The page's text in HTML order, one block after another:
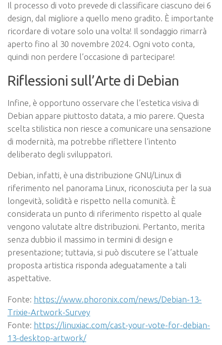
Il processo di voto prevede di classificare ciascuno dei 6
design, dal migliore a quello meno gradito. È importante
ricordare di votare solo una volta! Il sondaggio rimarrà
aperto fino al 30 novembre 2024. Ogni voto conta,
quindi non perdere l’occasione di partecipare!
Riflessioni sull’Arte di Debian
Infine, è opportuno osservare che l’estetica visiva di
Debian appare piuttosto datata, a mio parere. Questa
scelta stilistica non riesce a comunicare una sensazione
di modernità, ma potrebbe riflettere l’intento
deliberato degli sviluppatori.
Debian, infatti, è una distribuzione GNU/Linux di
riferimento nel panorama Linux, riconosciuta per la sua
longevità, solidità e rispetto nella comunità. È
considerata un punto di riferimento rispetto al quale
vengono valutate altre distribuzioni. Pertanto, merita
senza dubbio il massimo in termini di design e
presentazione; tuttavia, si può discutere se l’attuale
proposta artistica risponda adeguatamente a tali
aspettative.
Fonte: https://www.phoronix.com/news/Debian-13-
Trixie-Artwork-Survey
Fonte: https://linuxiac.com/cast-your-vote-for-debian-
13-desktop-artwork/